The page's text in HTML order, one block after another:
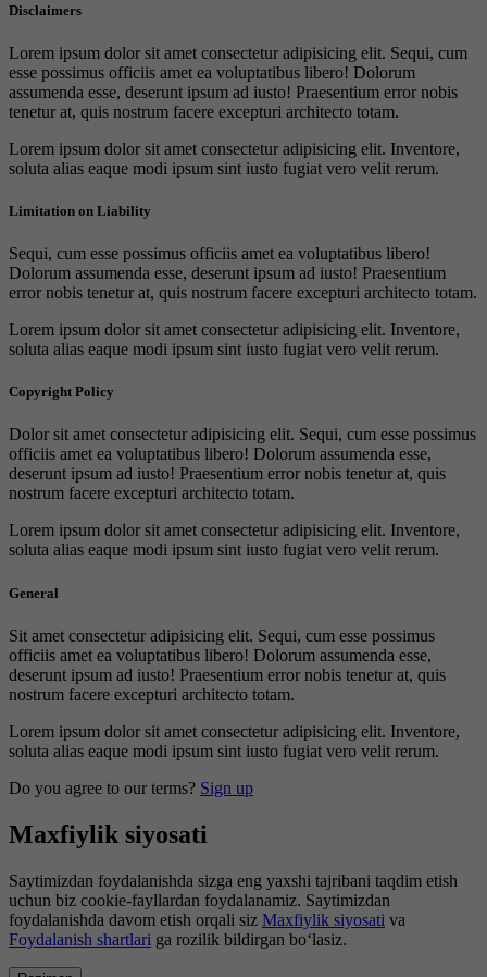
Disclaimers
Lorem ipsum dolor sit amet consectetur adipisicing elit. Sequi, cum
esse possimus officiis amet ea voluptatibus libero! Dolorum
assumenda esse, deserunt ipsum ad iusto! Praesentium error nobis
tenetur at, quis nostrum facere excepturi architecto totam.
Lorem ipsum dolor sit amet consectetur adipisicing elit. Inventore,
soluta alias eaque modi ipsum sint iusto fugiat vero velit rerum.
Limitation on Liability
Sequi, cum esse possimus officiis amet ea voluptatibus libero!
Dolorum assumenda esse, deserunt ipsum ad iusto! Praesentium
error nobis tenetur at, quis nostrum facere excepturi architecto totam.
Lorem ipsum dolor sit amet consectetur adipisicing elit. Inventore,
soluta alias eaque modi ipsum sint iusto fugiat vero velit rerum.
Copyright Policy
Dolor sit amet consectetur adipisicing elit. Sequi, cum esse possimus
officiis amet ea voluptatibus libero! Dolorum assumenda esse,
deserunt ipsum ad iusto! Praesentium error nobis tenetur at, quis
nostrum facere excepturi architecto totam.
Lorem ipsum dolor sit amet consectetur adipisicing elit. Inventore,
soluta alias eaque modi ipsum sint iusto fugiat vero velit rerum.
General
Sit amet consectetur adipisicing elit. Sequi, cum esse possimus
officiis amet ea voluptatibus libero! Dolorum assumenda esse,
deserunt ipsum ad iusto! Praesentium error nobis tenetur at, quis
nostrum facere excepturi architecto totam.
Lorem ipsum dolor sit amet consectetur adipisicing elit. Inventore,
soluta alias eaque modi ipsum sint iusto fugiat vero velit rerum.
Do you agree to our terms? Sign up
Maxfiylik siyosati
Saytimizdan foydalanishda sizga eng yaxshi tajribani taqdim etish
uchun biz cookie-fayllardan foydalanamiz. Saytimizdan
foydalanishda davom etish orqali siz Maxfiylik siyosati va
Foydalanish shartlari ga rozilik bildirgan bo‘lasiz.